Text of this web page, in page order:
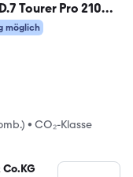
Tourer Pro 210
ACC IQ.DRIVE
möglich
• CO₂-Klasse